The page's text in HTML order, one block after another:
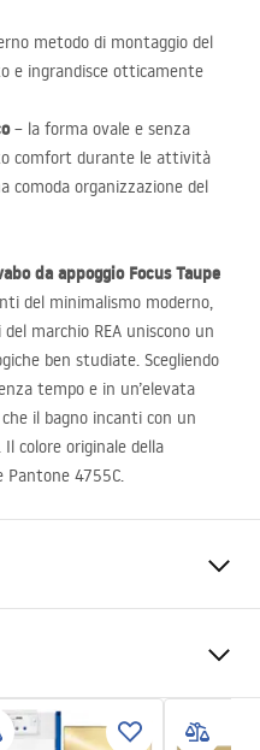
metodo di montaggio del
e ingrandisce otticamente
– la forma ovale e senza
comfort durante le attività
comoda organizzazione del
da appoggio Focus Taupe
del minimalismo moderno,
marchio REA uniscono un
ben studiate. Scegliendo
tempo e in un’elevata
il bagno incanti con un
colore originale della
Pantone 4755C.
Beige
Opaco